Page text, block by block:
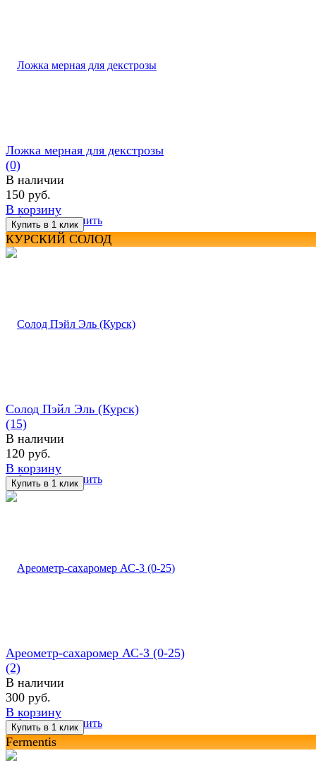
избранное сравнить
Ложка мерная для декстрозы
(0)
В наличии
150 руб.
В корзину
КУРСКИЙ СОЛОД
избранное сравнить
Солод Пэйл Эль (Курск)
(15)
В наличии
120 руб.
В корзину
избранное сравнить
Ареометр-сахаромер АС-3 (0-25)
(2)
В наличии
300 руб.
В корзину
Fermentis